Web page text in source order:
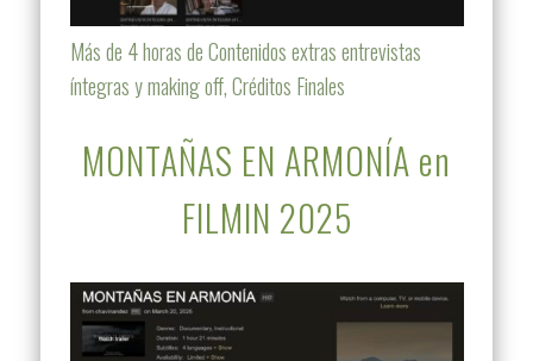
Más de 4 horas de Contenidos extras entrevistas
íntegras y making off, Créditos Finales
MONTAÑAS EN ARMONÍA en
FILMIN 2025